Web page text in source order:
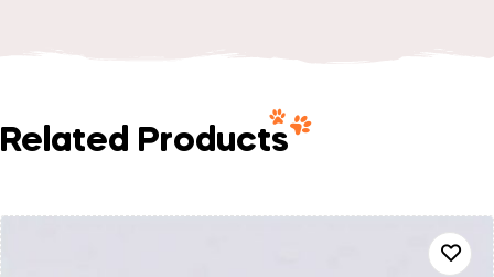
Related Products